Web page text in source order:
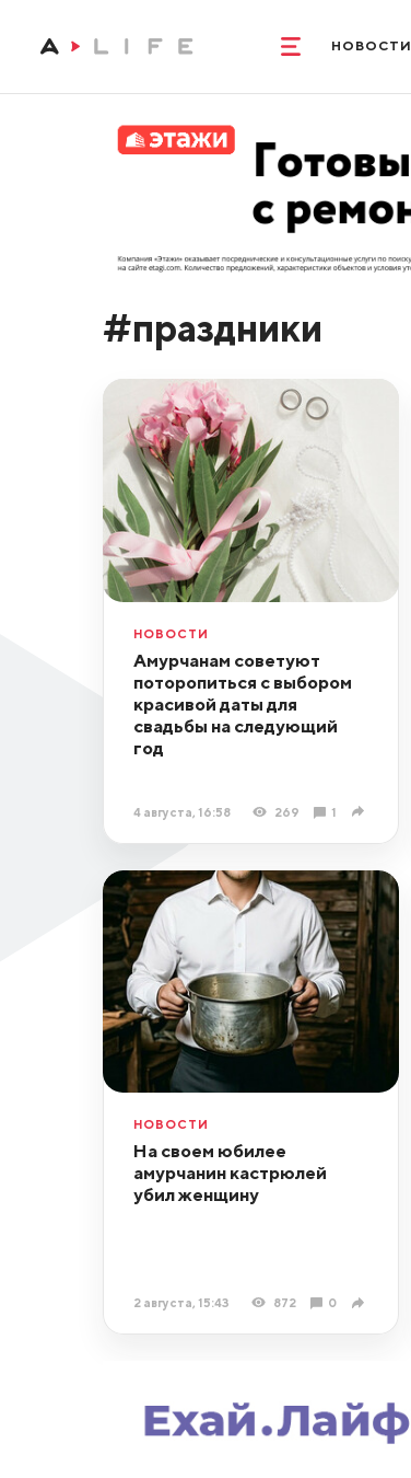
НОВОСТИ
#праздники
НОВОСТИ
Амурчанам советуют
поторопиться с выбором
красивой даты для
свадьбы на следующий
год
4 августа, 16:58 269 1
НОВОСТИ
На своем юбилее
амурчанин кастрюлей
убил женщину
2 августа, 15:43 872 0